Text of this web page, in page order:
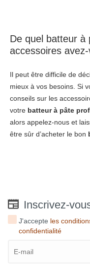
De quel batteur à
accessoires
Il peut être difficile de
mieux à vos besoins. Si
conseils sur les
votre batteur à pâte
alors appelez-nous et
être sûr d’acheter le bon
Inscrivez-
J'accepte les
confidentialité